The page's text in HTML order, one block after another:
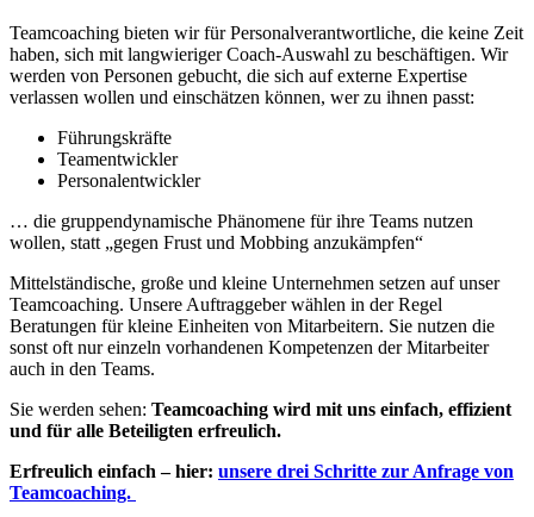
Teamcoaching bieten wir für Personalverantwortliche, die keine Zeit
haben, sich mit langwieriger Coach-Auswahl zu beschäftigen. Wir
werden von Personen gebucht, die sich auf externe Expertise
verlassen wollen und einschätzen können, wer zu ihnen passt:
Führungskräfte
Teamentwickler
Personalentwickler
… die gruppendynamische Phänomene für ihre Teams nutzen
wollen, statt „gegen Frust und Mobbing anzukämpfen“
Mittelständische, große und kleine Unternehmen setzen auf unser
Teamcoaching. Unsere Auftraggeber wählen in der Regel
Beratungen für kleine Einheiten von Mitarbeitern. Sie nutzen die
sonst oft nur einzeln vorhandenen Kompetenzen der Mitarbeiter
auch in den Teams.
Sie werden sehen: Teamcoaching wird mit uns einfach, effizient
und für alle Beteiligten erfreulich.
Erfreulich einfach – hier: unsere drei Schritte zur Anfrage von
Teamcoaching.